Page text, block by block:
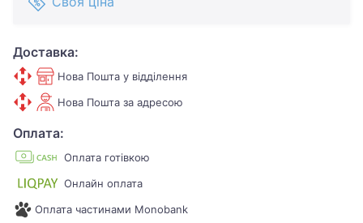
Доставка:
Нова Пошта у відділення
Нова Пошта за адресою
Оплата:
Оплата готівкою
Онлайн оплата
Оплата частинами Monobank